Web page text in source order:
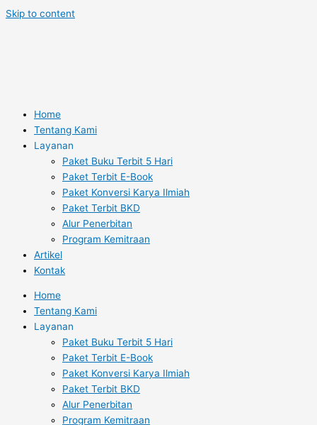
Skip to content
Home
Tentang Kami
Layanan
Paket Buku Terbit 5 Hari
Paket Terbit E-Book
Paket Konversi Karya Ilmiah
Paket Terbit BKD
Alur Penerbitan
Program Kemitraan
Artikel
Kontak
Home
Tentang Kami
Layanan
Paket Buku Terbit 5 Hari
Paket Terbit E-Book
Paket Konversi Karya Ilmiah
Paket Terbit BKD
Alur Penerbitan
Program Kemitraan